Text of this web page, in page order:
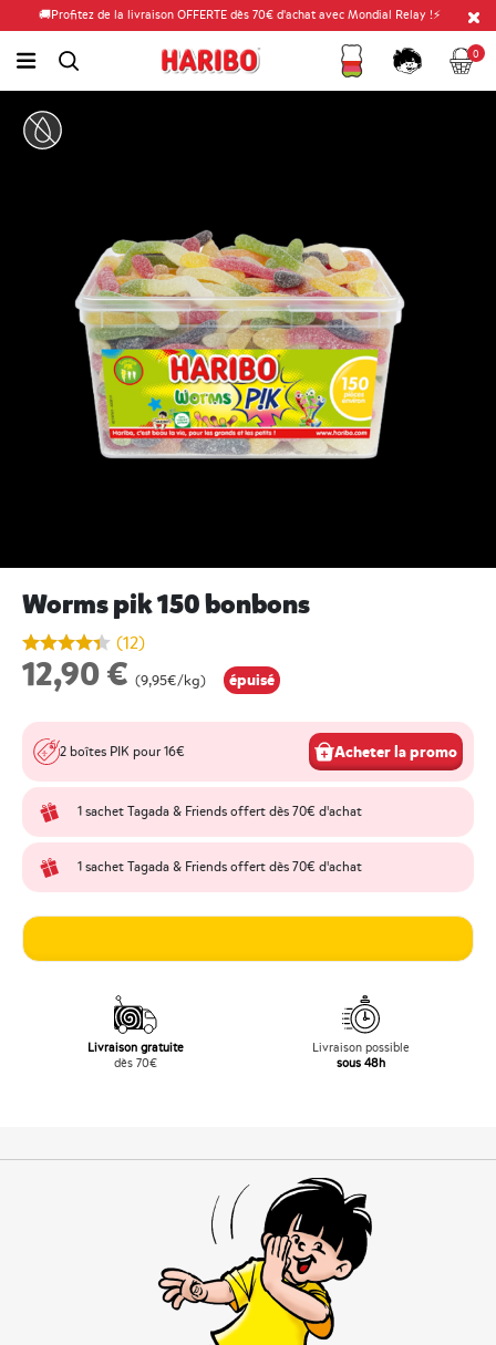
🚚Profitez de la livraison OFFERTE dès 70€ d'achat avec Mondial Relay !⚡
link.header.menu.label
simplesearch.search.label Fidélité
Compte
Panier
0
Worms pik 150 bonbons
undefined out of 5 Customer Rating
(12)
12,90 € (9,95€/kg) épuisé
2 boîtes PIK pour 16€ Acheter la promo
1 sachet Tagada & Friends offert dès 70€ d'achat
1 sachet Tagada & Friends offert dès 70€ d'achat
Livraison gratuite
dès 70€
Livraison possible
sous 48h